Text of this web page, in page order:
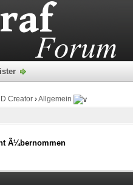
Creator ›Allgemein
Ã¼bernommen